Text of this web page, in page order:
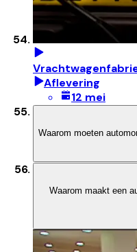
Aflevering
12 mei
Waarom moeten
Waarom maakt een